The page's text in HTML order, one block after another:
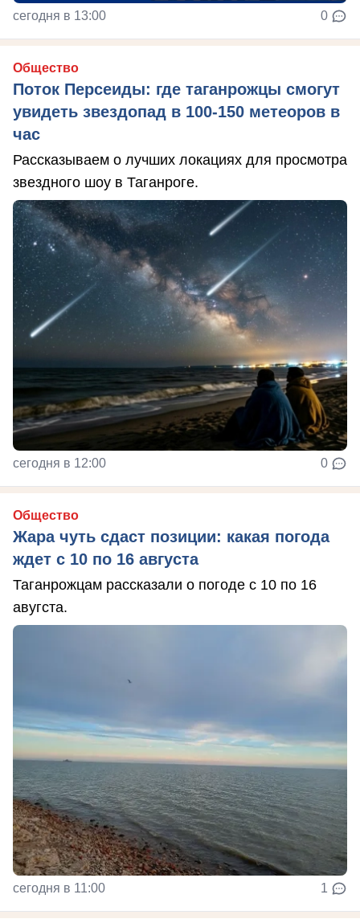
сегодня в 13:00 0
Общество
Поток Персеиды: где таганрожцы смогут
увидеть звездопад в 100-150 метеоров в
час
Рассказываем о лучших локациях для просмотра
звездного шоу в Таганроге.
сегодня в 12:00 0
Общество
Жара чуть сдаст позиции: какая погода
ждет с 10 по 16 августа
Таганрожцам рассказали о погоде с 10 по 16
авугста.
сегодня в 11:00 1